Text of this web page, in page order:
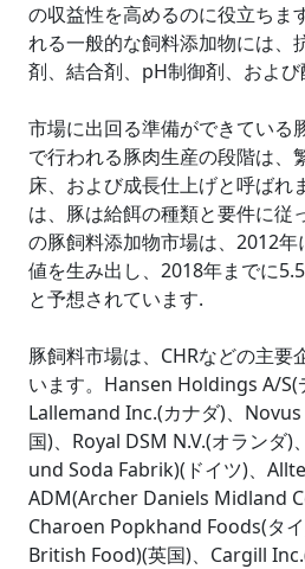
の収益性を高めるのに役立ちま
れる一般的な飼料添加物には、
剤、結合剤、pH制御剤、および
市場に出回る準備ができている
で行われる豚肉生産の段階は、
床、および成長仕上げと呼ばれ
は、豚は給餌の種類と要件に従
の豚飼料添加物市場は、2012
値を生み出し、2018年までに
と予想されています.
豚飼料市場は、CHRなどの主要
います。Hansen Holdings A/S(
Lallemand Inc.(カナダ)、
国)、Royal DSM N.V.(オランダ)
und Soda Fabrik)(ドイツ)、
ADM(Archer Daniels Midland
Charoen Popkhand Foods(タ
British Food)(英国)、Cargill